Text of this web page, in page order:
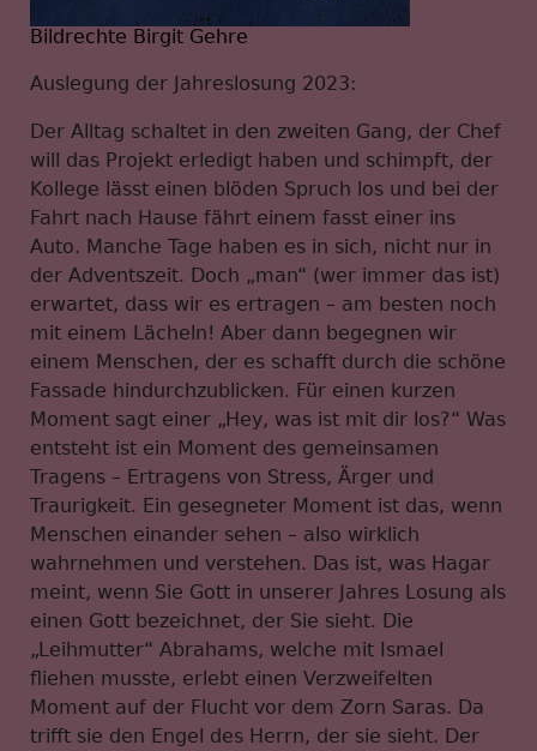
Bildrechte Birgit Gehre
Auslegung der Jahreslosung 2023:
Der Alltag schaltet in den zweiten Gang, der Chef
will das Projekt erledigt haben und schimpft, der
Kollege lässt einen blöden Spruch los und bei der
Fahrt nach Hause fährt einem fasst einer ins
Auto. Manche Tage haben es in sich, nicht nur in
der Adventszeit. Doch „man“ (wer immer das ist)
erwartet, dass wir es ertragen – am besten noch
mit einem Lächeln! Aber dann begegnen wir
einem Menschen, der es schafft durch die schöne
Fassade hindurchzublicken. Für einen kurzen
Moment sagt einer „Hey, was ist mit dir los?“ Was
entsteht ist ein Moment des gemeinsamen
Tragens – Ertragens von Stress, Ärger und
Traurigkeit. Ein gesegneter Moment ist das, wenn
Menschen einander sehen – also wirklich
wahrnehmen und verstehen. Das ist, was Hagar
meint, wenn Sie Gott in unserer Jahres Losung als
einen Gott bezeichnet, der Sie sieht. Die
„Leihmutter“ Abrahams, welche mit Ismael
fliehen musste, erlebt einen Verzweifelten
Moment auf der Flucht vor dem Zorn Saras. Da
trifft sie den Engel des Herrn, der sie sieht. Der